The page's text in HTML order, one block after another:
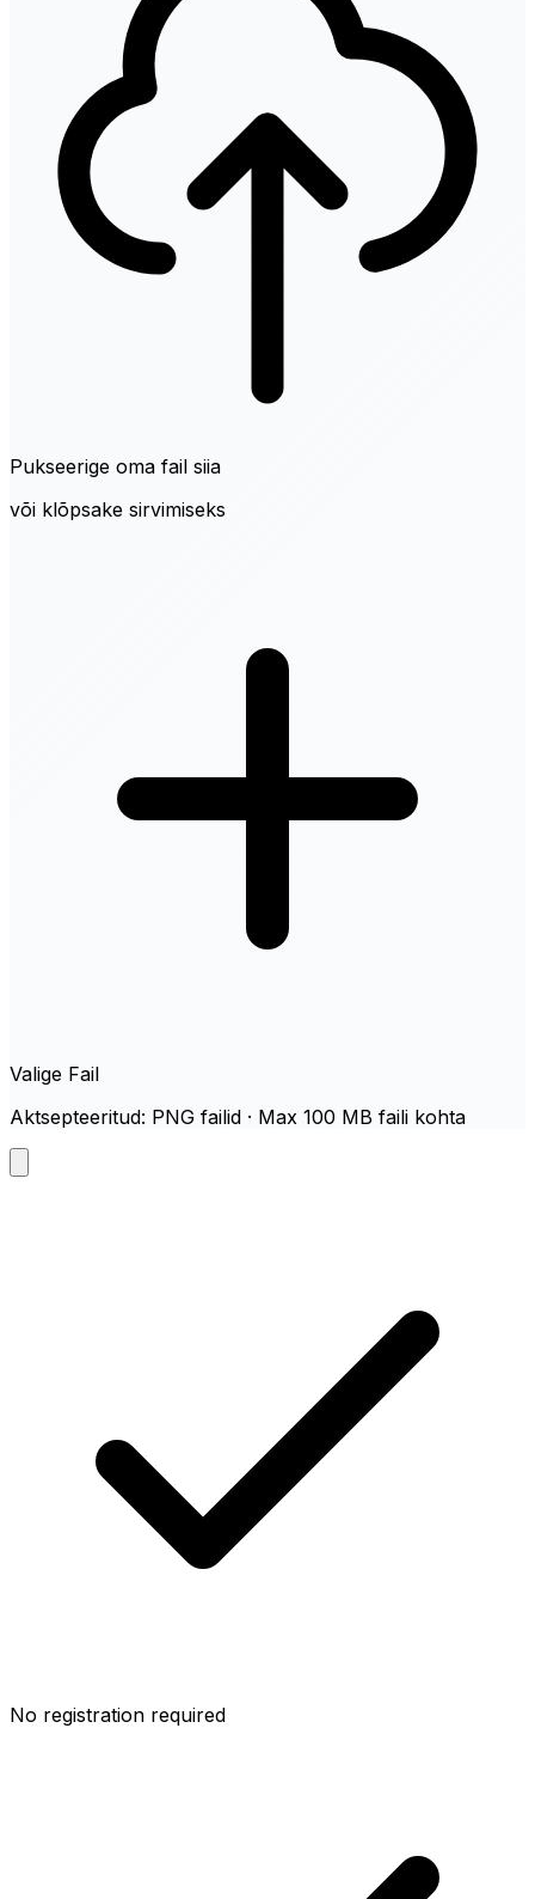
Pukseerige oma fail siia
või klõpsake sirvimiseks
Valige Fail
Aktsepteeritud: PNG failid · Max 100 MB faili kohta
No registration required